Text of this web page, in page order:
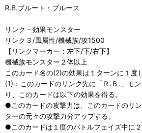
R.B.ブルート・ブルース
リンク・効果モンスター
リンク３/風属性/機械族/攻1500
【リンクマーカー：左下/下/右下】
機械族モンスター２体以上
このカード名の(2)の効果は１ターンに１度
(1)：このカードのリンク先に「Ｒ.Ｂ.」モ
り、このカードは以下の効果を得る。
●このカードの攻撃力は、このカードのリ
ターの元々の攻撃力分アップする。
●このカードは１度のバトルフェイズ中に２